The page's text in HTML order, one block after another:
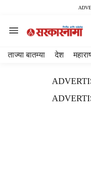
ताज्या बातम्या देश